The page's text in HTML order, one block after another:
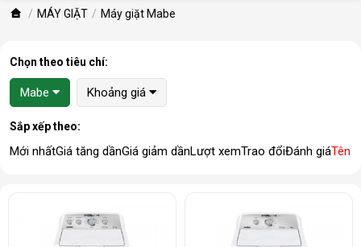
MÁY GIẶT Máy giặt Mabe
Chọn theo tiêu chí:
Mabe Khoảng giá
Sắp xếp theo:
Mới nhấtGiá tăng dầnGiá giảm dầnLượt xemTrao đổiĐánh giáTên